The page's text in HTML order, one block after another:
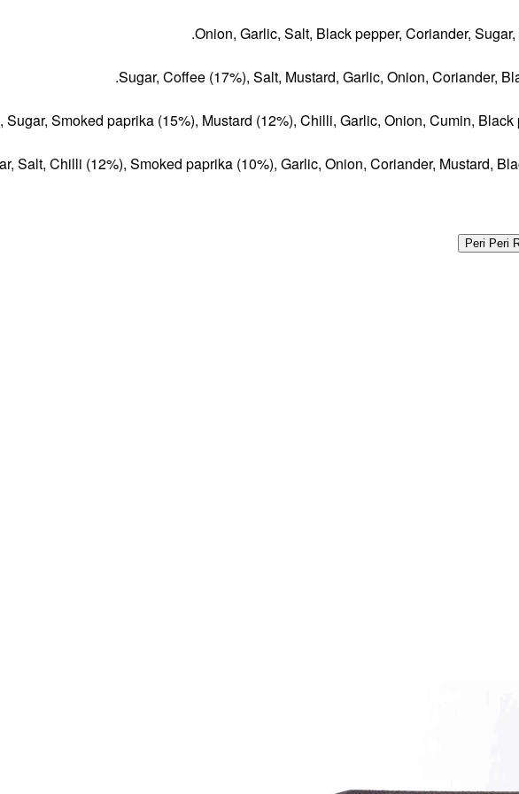
Onion, Garlic, Salt, Black pepper, Coriander,
Sugar, Coffee (17%), Salt, Mustard, Garlic, Onion, Coriander,
Sugar, Smoked paprika (15%), Mustard (12%), Chilli, Garlic, Onion, Cumin,
Salt, Chilli (12%), Smoked paprika (10%), Garlic, Onion, Coriander, Mustard,
Peri Peri